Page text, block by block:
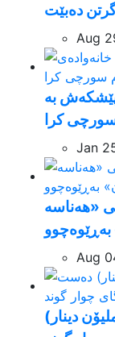
دەبێت
Aug
پێشکەش بە
كرا
Jan
«هەناسە
بەڕێوەچوو
Aug
بە گوژمەی (2 ملیار و 200 ملیۆن دینار)